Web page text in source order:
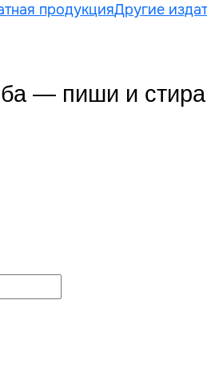
продукцияДругие
— пиши и